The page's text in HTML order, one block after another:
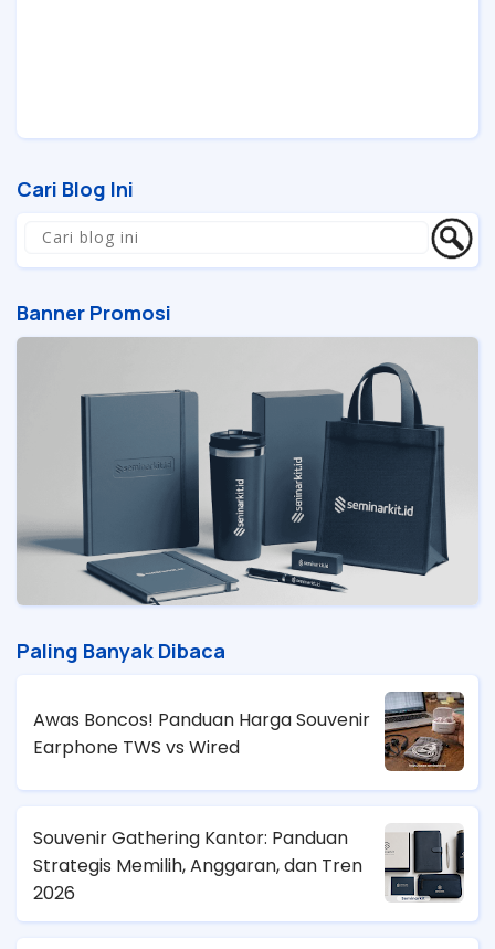
Cari Blog Ini
Banner Promosi
Paling Banyak Dibaca
Awas Boncos! Panduan Harga Souvenir
Earphone TWS vs Wired
Souvenir Gathering Kantor: Panduan
Strategis Memilih, Anggaran, dan Tren
2026